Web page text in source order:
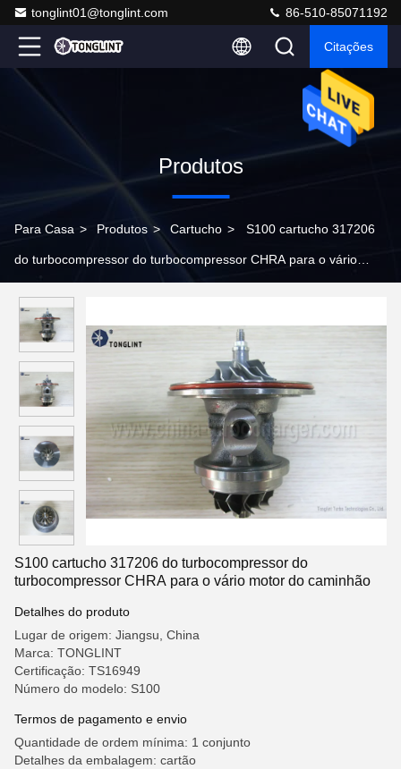
tonglint01@tonglint.com 86-510-85071192
Citações
Produtos
Para Casa > Produtos > Cartucho > S100 cartucho 317206
do turbocompressor do turbocompressor CHRA para o vário
S100 cartucho 317206 do turbocompressor do
turbocompressor CHRA para o vário motor do caminhão
Detalhes do produto
Lugar de origem: Jiangsu, China
Marca: TONGLINT
Certificação: TS16949
Número do modelo: S100
Termos de pagamento e envio
Quantidade de ordem mínima: 1 conjunto
Detalhes da embalagem: cartão